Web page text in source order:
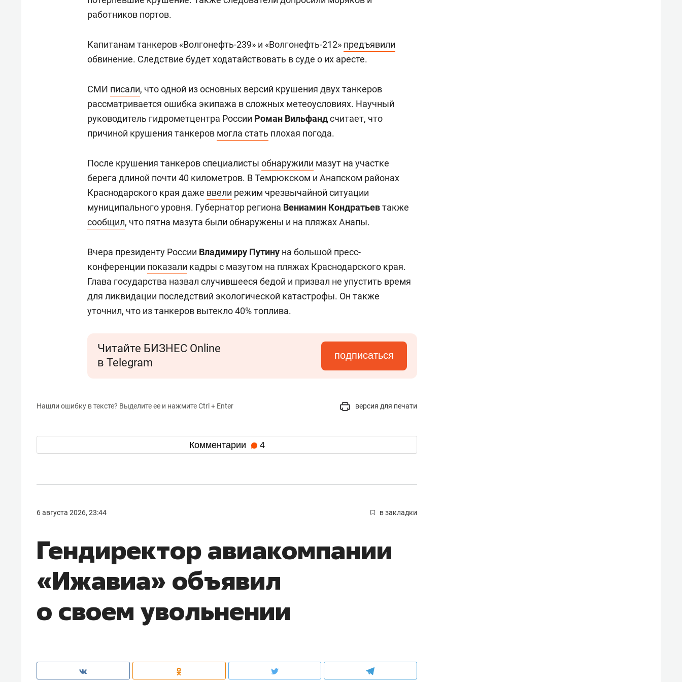
работников портов.
Капитанам танкеров «Волгонефть-239» и «Волгонефть-212» предъявили
обвинение. Следствие будет ходатайствовать в суде о их аресте.
СМИ писали, что одной из основных версий крушения двух танкеров
рассматривается ошибка экипажа в сложных метеоусловиях. Научный
руководитель гидрометцентра России Роман Вильфандсчитает, что
причиной крушения танкеров могла стать плохая погода.
После крушения танкеров специалисты обнаружили мазут на участке
берега длиной почти 40 километров. В Темрюкском и Анапском районах
Краснодарского края даже ввели режим чрезвычайной ситуации
муниципального уровня. Губернатор региона Вениамин Кондратьевтакже
сообщил, что пятна мазута были обнаружены и на пляжах Анапы.
Вчера президенту России Владимиру Путину на большой пресс-
конференции показали кадры с мазутом на пляжах Краснодарского края.
Глава государства назвал случившееся бедой и призвал не упустить время
для ликвидации последствий экологической катастрофы. Он также
уточнил, что из танкеров вытекло 40% топлива.
Читайте БИЗНЕС Online
в Telegram
подписаться
Нашли ошибку в тексте? Выделите ее и нажмите Ctrl + Enter версия для печати
Комментарии 4
6 августа 2026, 23:44 в закладки
Гендиректор авиакомпании
«Ижавиа» объявил
о своем увольнении